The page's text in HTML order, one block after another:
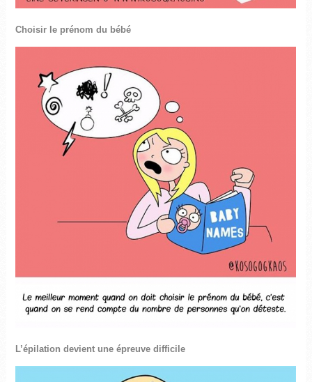
Choisir le prénom du bébé
L’épilation devient une épreuve difficile